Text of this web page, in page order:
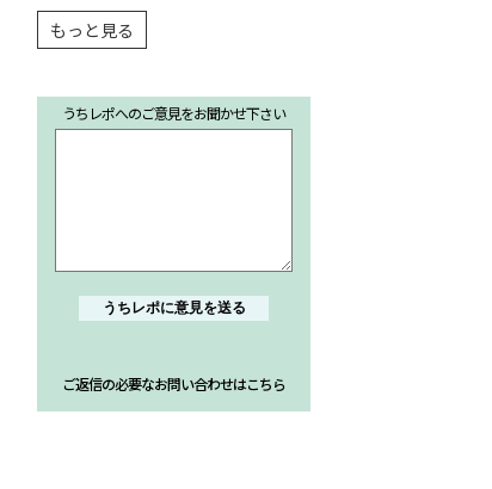
もっと見る
うちレポへのご意見をお聞かせ下さい
ご返信の必要なお問い合わせはこちら